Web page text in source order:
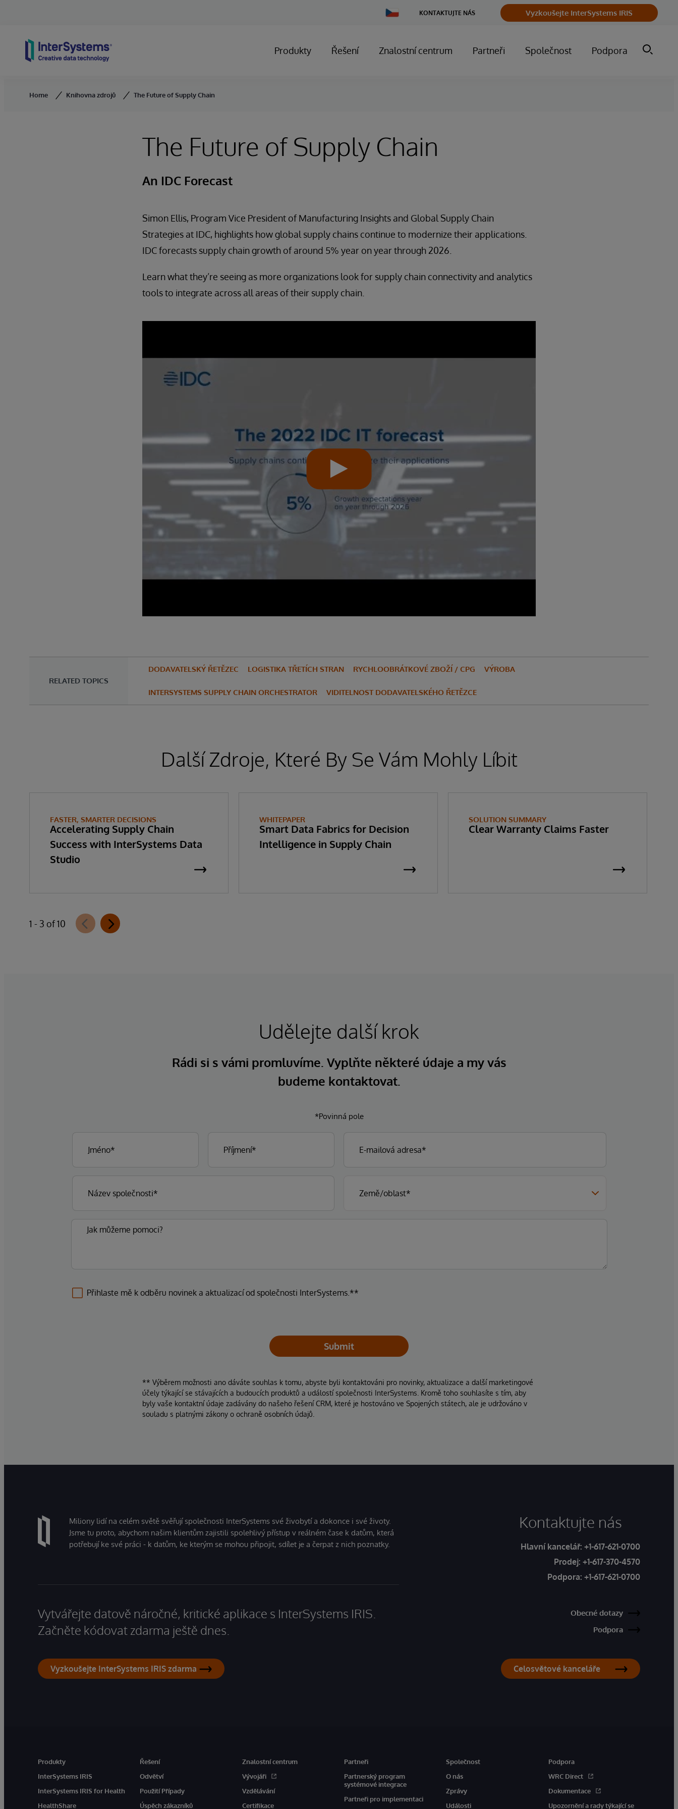
Change
Country
KONTAKTUJTE NÁS Vyzkoušejte InterSystems IRIS
Produkty Řešení Znalostní centrum Partneři Společnost Podpora
Home Knihovna zdrojů The Future of Supply Chain
The Future of Supply Chain
An IDC Forecast
Simon Ellis, Program Vice President of Manufacturing Insights and Global Supply Chain
Strategies at IDC, highlights how global supply chains continue to modernize their applications.
IDC forecasts supply chain growth of around 5% year on year through 2026.
Learn what they’re seeing as more organizations look for supply chain connectivity and analytics
tools to integrate across all areas of their supply chain.
RELATED TOPICS
DODAVATELSKÝ ŘETĚZEC LOGISTIKA TŘETÍCH STRAN RYCHLOOBRÁTKOVÉ ZBOŽÍ / CPG VÝROBA
INTERSYSTEMS SUPPLY CHAIN ORCHESTRATOR VIDITELNOST DODAVATELSKÉHO ŘETĚZCE
Další Zdroje, Které By Se Vám Mohly Líbit
FASTER, SMARTER DECISIONS
Accelerating Supply Chain
Success with InterSystems Data
Studio
WHITEPAPER
Smart Data Fabrics for Decision
Intelligence in Supply Chain
SOLUTION SUMMARY
Clear Warranty Claims Faster
1 - 3 of 10
Udělejte další krok
Rádi si s vámi promluvíme. Vyplňte některé údaje a my vás
budeme kontaktovat.
*Povinná pole
Přihlaste mě k odběru novinek a aktualizací od společnosti InterSystems.**
Submit
** Výběrem možnosti ano dáváte souhlas k tomu, abyste byli kontaktováni pro novinky, aktualizace a další marketingové
účely týkající se stávajících a budoucích produktů a událostí společnosti InterSystems. Kromě toho souhlasíte s tím, aby
byly vaše kontaktní údaje zadávány do našeho řešení CRM, které je hostováno ve Spojených státech, ale je udržováno v
souladu s platnými zákony o ochraně osobních údajů.
Miliony lidí na celém světě svěřují společnosti InterSystems své živobytí a dokonce i své životy.
Jsme tu proto, abychom našim klientům zajistili spolehlivý přístup v reálném čase k datům, která
potřebují ke své práci - k datům, ke kterým se mohou připojit, sdílet je a čerpat z nich poznatky.
Vytvářejte datově náročné, kritické aplikace s InterSystems IRIS.
Začněte kódovat zdarma ještě dnes.
Vyzkoušejte InterSystems IRIS zdarma
Kontaktujte nás
Hlavní kancelář: +1-617-621-0700
Prodej: +1-617-370-4570
Podpora: +1-617-621-0700
Obecné dotazy
Podpora
Celosvětové kanceláře
Produkty
InterSystems IRIS
InterSystems IRIS for Health
HealthShare
Řešení
Odvětví
Použití Případy
Úspěch zákazníků
Znalostní centrum
Vývojáři
Vzdělávání
Certifikace
Partneři
Partnerský program
systémové integrace
Partneři pro implementaci
Společnost
O nás
Zprávy
Události
Podpora
WRC Direct
Dokumentace
Upozornění a rady týkající se